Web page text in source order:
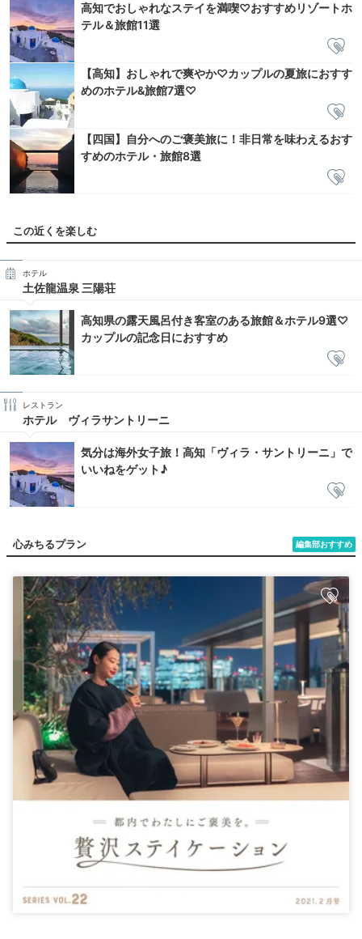
高知でおしゃれなステイを満喫♡おすすめリゾートホ
テル＆旅館11選
【高知】おしゃれで爽やか♡カップルの夏旅におすす
めのホテル&旅館7選♡
【四国】自分へのご褒美旅に！非日常を味わえるおす
すめのホテル・旅館8選
この近くを楽しむ
ホテル
土佐龍温泉 三陽荘
高知県の露天風呂付き客室のある旅館＆ホテル9選♡
カップルの記念日におすすめ
レストラン
ホテル ヴィラサントリーニ
気分は海外女子旅！高知「ヴィラ・サントリーニ」で
いいねをゲット♪
編集部おすすめ
心みちるプラン